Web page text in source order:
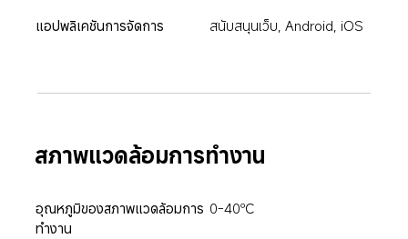
แอปพลิเคชันการจัดการ สนับสนุนเว็บ, Android, iOS
สภาพแวดล้อมการทำงาน
อุณหภูมิของสภาพแวดล้อมการ
ทำงาน
0-40℃